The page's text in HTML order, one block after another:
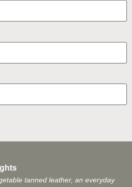
tanned leather, an everyday